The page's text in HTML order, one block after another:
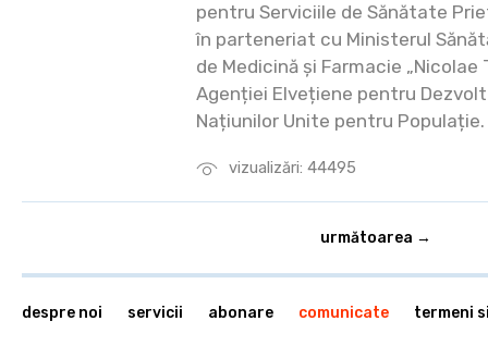
vizualizări: 44495
pentru Serviciile de Sănătate
în parteneriat cu Ministerul
de Medicină și Farmacie
Agenției Elvețiene pentru
Națiunilor Unite pentru Populație.
următoarea →
despre noi servicii abonare comunicate termeni